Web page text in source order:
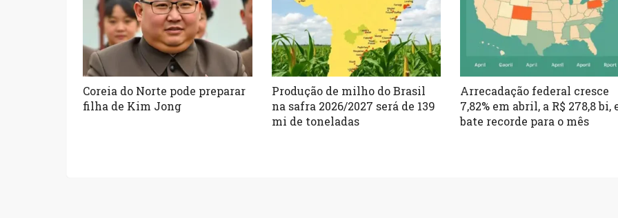
Coreia do Norte pode preparar
filha de Kim Jong
Produção de milho do Brasil
na safra 2026/2027 será de 139
mi de toneladas
Arrecadação federal cresce
7,82% em abril, a R$ 278,8 bi,
bate recorde para o mês